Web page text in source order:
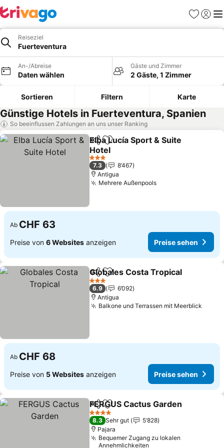
Favoriten
Reiseziel
Fuerteventura
An-/Abreise
Daten wählen
Gäste und Zimmer
2 Gäste, 1 Zimmer
Sortieren Filtern Karte
Günstige Hotels in Fuerteventura, Spanien
So beeinflussen Zahlungen an uns unser Ranking
TeilenZu Favoriten hinzufügen
Elba Lucía Sport & Suite
Hotel
Preise sehen
3 Sterne
7.3
8’467
Antigua
Mehrere AußenpoolsPreise sehen
Ab CHF 63
Preise von 6 Websites anzeigen Preise sehen
TeilenZu Favoriten hinzufügen
Globales Costa Tropical
3 Sterne
6.9
6’092
Antigua
Balkone und Terrassen mit Meerblick
Ab CHF 68
Preise von 5 Websites anzeigen Preise sehen
TeilenZu Favoriten hinzufügen
FERGUS Cactus Garden
4 Sterne
8.3 Sehr gut
5’828
Pajara
Bequemer Zugang zu lokalen
Annehmlichkeiten